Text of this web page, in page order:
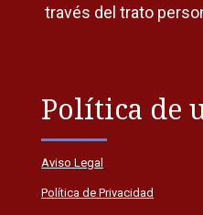
través del trato
Política de
Aviso Legal
Política de Privacidad